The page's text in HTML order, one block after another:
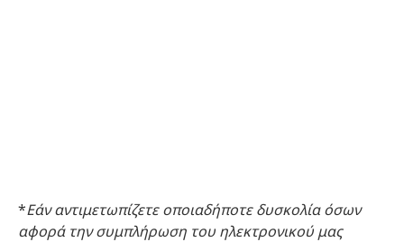
*Εάν αντιμετωπίζετε οποιαδήποτε δυσκολία όσων
αφορά την συμπλήρωση του ηλεκτρονικού μας